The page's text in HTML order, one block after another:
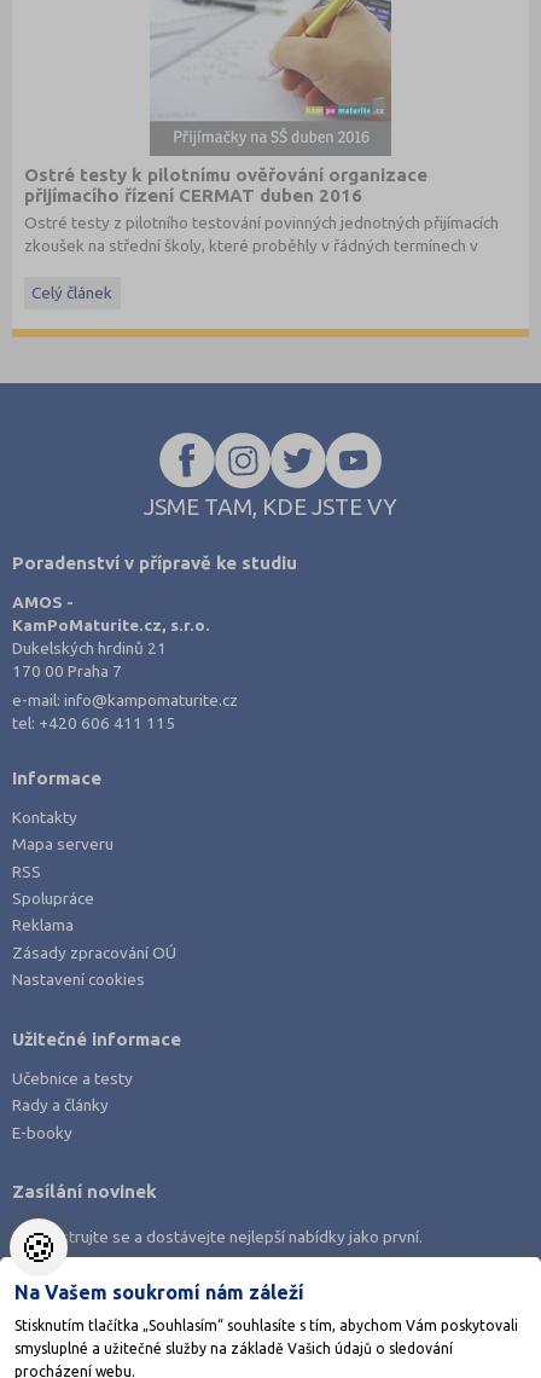
Ostré testy k pilotnímu ověřování organizace
přijímacího řízení CERMAT duben 2016
Ostré testy z pilotního testování povinných jednotných přijímacích
zkoušek na střední školy, které proběhly v řádných termínech v
Stáhněte si ostré i ilustrační testy
Celý článek
JSME TAM, KDE JSTE VY
Poradenství v přípravě ke studiu
AMOS -
KamPoMaturite.cz, s.r.o.
Dukelských hrdinů 21
170 00 Praha 7
e-mail:info@kampomaturite.cz
tel: +420 606 411 115
Informace
Kontakty
Mapa serveru
RSS
Spolupráce
Reklama
Zásady zpracování OÚ
Nastavení cookies
Stáhněte si aplikaci Adresář škol
Užitečné informace
Učebnice a testy
Rady a články
E-booky
Zasílání novinek
Zaregistrujte se a dostávejte nejlepší nabídky jako první.
🍪
Na Vašem soukromí nám záleží
Stisknutím tlačítka „Souhlasím“ souhlasíte s tím, abychom Vám poskytovali
smysluplné a užitečné služby na základě Vašich údajů o sledování
procházení webu.